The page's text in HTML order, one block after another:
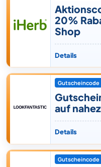
20%
Shop
Details
Gutscheincode
auf
Details
Gutscheincode